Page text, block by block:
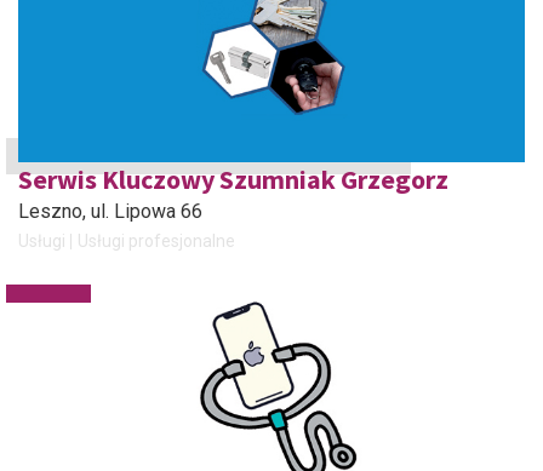
Serwis Kluczowy Szumniak Grzegorz
Leszno, ul. Lipowa 66
Usługi Usługi profesjonalne